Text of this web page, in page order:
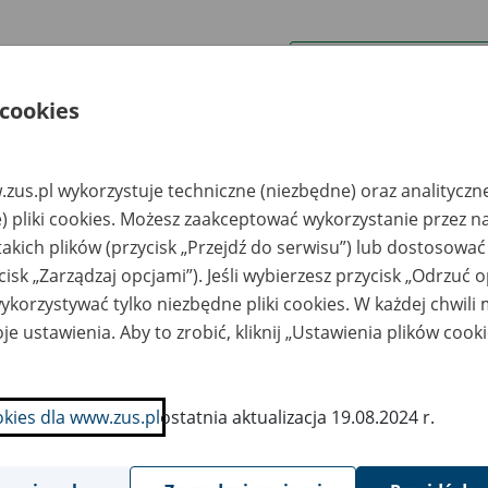
uwagi można przesyłać poprzez
Ukryj wszystkie pozycje bazy
pracy
Miejsce
przechowywania
dokumentów
Nr zespołu akt w
archiwum
państwowym
Daty
KOM w
ul.
Sp. z o.o., ul. Okólna
79C, 42-200
Częstochowa, tel./fax
wykorzystuje techniczne (niezbędne) oraz
pliki cookies. Możesz zaakceptować wykorzystanie przez
plików (przycisk „Przejdź do serwisu”) lub
„Zarządzaj opcjami”). Jeśli wybierzesz przycisk „Odrzuć
tylko niezbędne pliki cookies. W każdej chwili
ustawienia. Aby to zrobić, kliknij „Ustawienia plików
dla www.zus.plostatnia aktualizacja 19.08.2024 r.